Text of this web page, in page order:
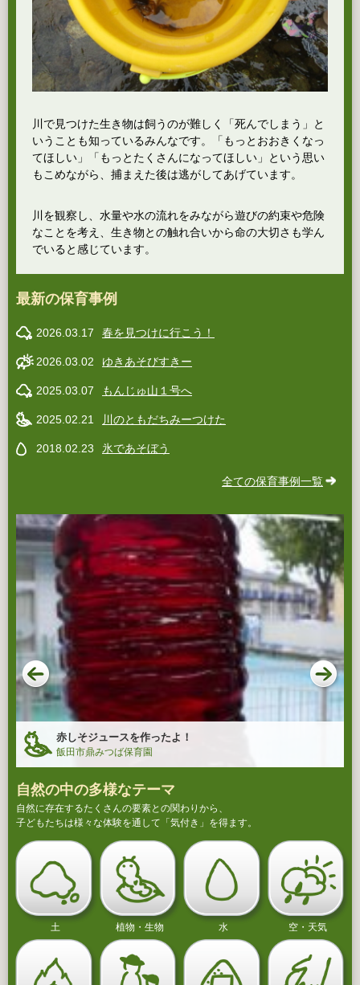
川で見つけた生き物は飼うのが難しく「死んでしまう」と
いうことも知っているみんなです。「もっとおおきくなっ
てほしい」「もっとたくさんになってほしい」という思い
もこめながら、捕まえた後は逃がしてあげています。
川を観察し、水量や水の流れをみながら遊びの約束や危険
なことを考え、生き物との触れ合いから命の大切さも学ん
でいると感じています。
最新の保育事例
2026.03.17 春を見つけに行こう！
2026.03.02 ゆきあそびすきー
2025.03.07 もんじゅ山１号へ
2025.02.21 川のともだちみーつけた
2018.02.23 氷であそぼう
全ての保育事例一覧
赤しそジュースを作ったよ！
飯田市鼎みつば保育園
自然の中の多様なテーマ
自然に存在するたくさんの要素との関わりから、
子どもたちは様々な体験を通して「気付き」を得ます。
土 植物・生物 水 空・天気